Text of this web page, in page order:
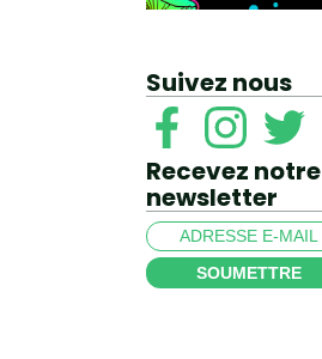
Suivez nous
Recevez notre
newsletter
SOUMETTRE